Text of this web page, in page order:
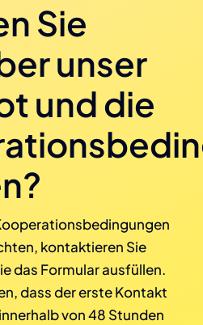
Sie
unser
und die
kontaktieren Sie
das Formular ausfüllen.
dass der erste Kontakt
von 48 Stunden